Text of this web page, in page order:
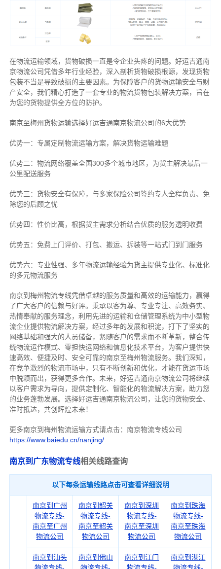
在物流运输领域，货物破损一直是令企业头疼的问题。好运吉通南
京物流公司凭借多年行业经验，深入剖析货物破损根源，发现货物
包装不当是导致破损的主要因素。为保障客户的货物运输安全与财
产安全，我们精心打造了一套专业的物流货物包装解决方案，旨在
为您的货物提供全方位的防护。
南京至梅州货物运输选择好运吉通南京物流公司的6大优势
优势一：专属定制物流运输方案，解决货物运输难题
优势二：物流网络覆盖全国300多个城市地区，为货主解决最后一
公里配送服务
优势三：货物安全有保障，与多家保险公司签约专人全程负责、免
除您的后顾之忧
优势四：性价比高，根据货主需求分析结合优质的服务透明收费
优势五：免费上门评价、打包、搬运、拆装等一站式门到门服务
优势六：专业性强、多年物流运输经验为货主提供专业化、标准化
的多元物流服务
南京到梅州物流专线凭借卓越的服务质量和高效的运输能力，赢得
了广大客户的信赖与好评。 秉承以客为尊、专业专注、高效务实、
热情奉献的服务理念，利用先进的运输和仓储管理系统为中小型物
流企业提供物流解决方案，经过多年的发展和积淀，打下了坚实的
网络基础和强大的人员储备，紧随客户的需求而不断革新，整合传
统物流运作模式、零担快运网络和信息化技术平台，为客户提供快
速高效、便捷及时、安全可靠的南京至梅州物流服务。 我们深知，
在竞争激烈的物流市场中，只有不断创新和优化，才能在货运市场
中脱颖而出，获得更多合作。 未来，好运吉通南京物流公司将继续
以客户需求为导向，提供定制化、智能化的物流解决方案，助力您
的业务蓬勃发展。选择好运吉通南京物流公司，让您的货物安全、
准时抵达，共创辉煌未来！
更多南京到梅州物流运输方式请点击：南京物流专线公司
https://www.baiedu.cn/nanjing/
南京到广东物流专线相关线路查询
以下每条运输线路点击可查看详细说明
南京到广州
物流专线-
南京至广州
物流公司
南京到韶关
物流专线-
南京至韶关
物流公司
南京到深圳
物流专线-
南京至深圳
物流公司
南京到珠海
物流专线-
南京至珠海
物流公司
南京到汕头
物流专线-
南京到佛山
物流专线-
南京到江门
物流专线-
南京到湛江
物流专线-